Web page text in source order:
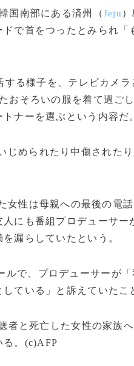
国南部にある済州（Jeju
で首をつったとみられ「
する様子を、テレビカメ
おそろいの服を着て過ご
ナーを選ぶという内容だ
じめられたり中傷された
女性は母親への最後の電
にも番組プロデューサー
漏らしていたという。
ルで、プロデューサーが
ている」と訴えていたこ
と死亡した女性の家族
る。(c)AFP